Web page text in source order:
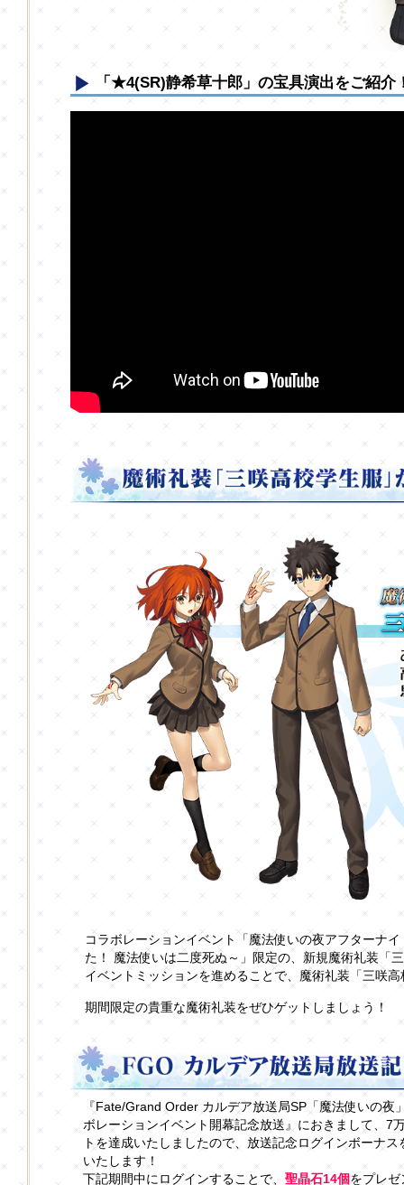
「★4(SR)静希草十郎」の宝具演出をご紹介
コラボレーションイベント「魔法使いの夜アフターナ
た！ 魔法使いは二度死ぬ～」限定の、新規魔術礼装「
イベントミッションを進めることで、魔術礼装「三咲
期間限定の貴重な魔術礼装をぜひゲットしましょう！
『Fate/Grand Order カルデア放送局SP「魔法使いの夜
ボレーションイベント開幕記念放送』におきまして、7
トを達成いたしましたので、放送記念ログインボーナス
いたします！
下記期間中にログインすることで、聖晶石14個をプレゼ